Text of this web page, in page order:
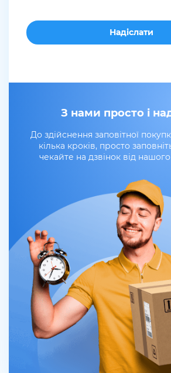
З нами просто і
До здійснення заповітної
кілька кроків, просто
чекайте на дзвінок від